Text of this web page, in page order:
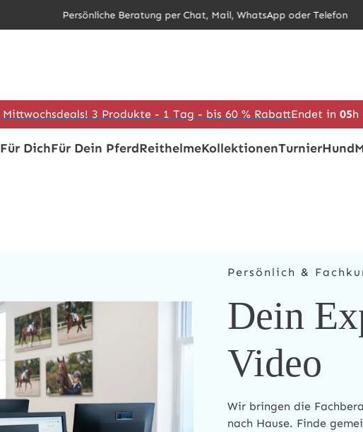
Persönliche Beratung per Chat, Mail, WhatsApp oder Telefon
Mittwochsdeals! 3 Produkte - 1 Tag - bis 60 % RabattEndet in 05h
Für DichFür Dein PferdReithelmeKollektionenTurnierHund
Persönlich &
Dein
Video
Wir bringen die
nach Hause. Finde